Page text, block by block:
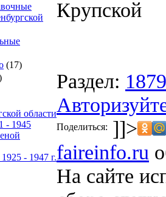
(17)
области
- 1945
- 1947 г.
Крупской
Раздел: 1879
Поделиться: ]]>
faireinfo.ru
На сайте